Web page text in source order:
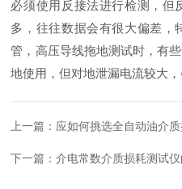
必须使用反接法进行检测，但
多，往往数据会有很大偏差，
管，高压导线拖地测试时，有
地使用，但对地泄漏电流较大
上一篇： 应如何挑选全自动油介
下一篇：介电常数介质损耗测试